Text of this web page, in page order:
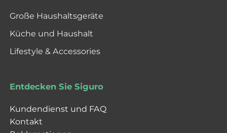
Große Haushaltsgeräte
Küche und Haushalt
Lifestyle & Accessories
Entdecken Sie Siguro
Kundendienst und FAQ
Kontakt